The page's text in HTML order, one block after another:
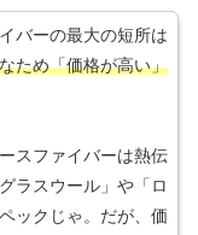
バーの最大の短所は
ため「価格が高い」
スファイバーは熱伝
ラスウール」や「ロ
ックじゃ。だが、価